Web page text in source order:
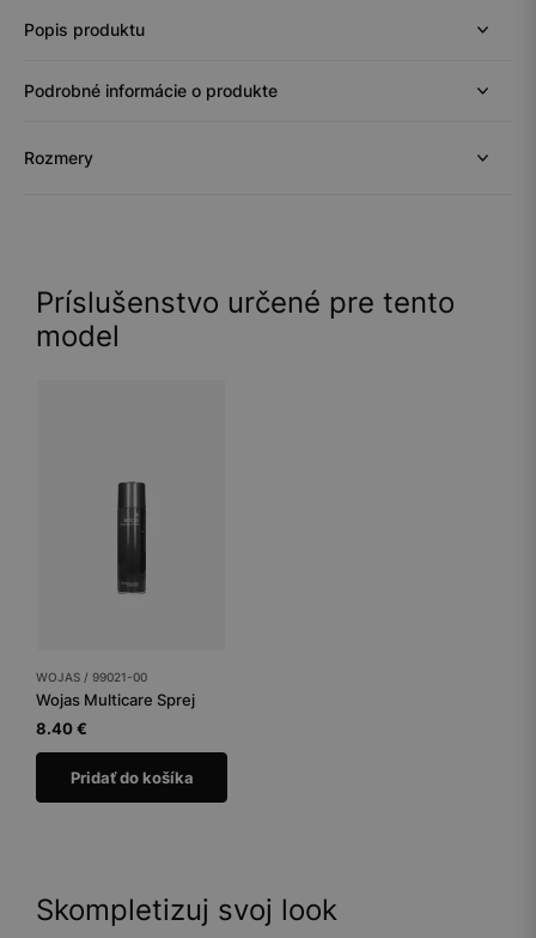
Popis produktu
Podrobné informácie o produkte
Rozmery
Príslušenstvo určené pre tento
model
WOJAS / 99021-00
Wojas Multicare Sprej
8.40 €
Pridať do košíka
Skompletizuj svoj look